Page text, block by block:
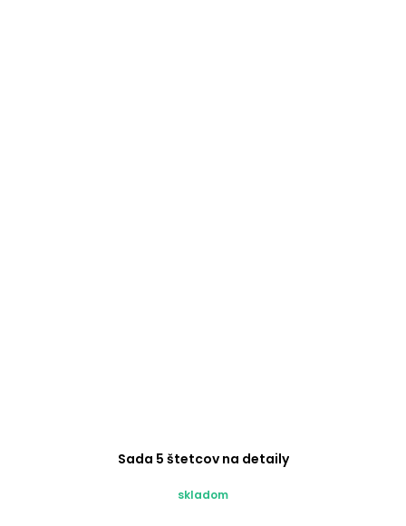
Sada 5 štetcov na detaily
skladom